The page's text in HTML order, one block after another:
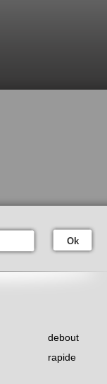
Ok
debout
rapide